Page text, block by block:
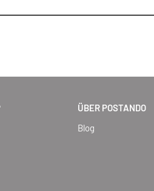
ÜBER POSTANDO
Blog